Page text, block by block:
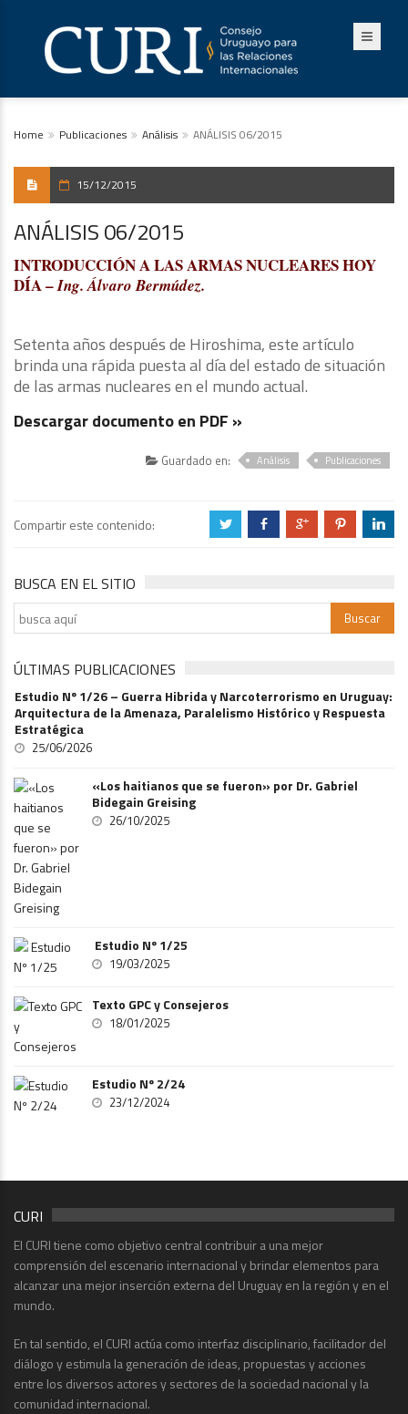
Home Publicaciones Análisis ANÁLISIS 06/2015
15/12/2015
ANÁLISIS 06/2015
INTRODUCCIÓN A LAS ARMAS NUCLEARES HOY
DÍA –Ing. Álvaro Bermúdez.
Setenta años después de Hiroshima, este artículo
brinda una rápida puesta al día del estado de situación
de las armas nucleares en el mundo actual.
Descargar documento en PDF »
Guardado en: Análisis Publicaciones
Compartir este contenido: a b c d j
BUSCA EN EL SITIO
ÚLTIMAS PUBLICACIONES
Estudio Nº 1/26 – Guerra Hibrida y Narcoterrorismo en Uruguay:
Arquitectura de la Amenaza, Paralelismo Histórico y Respuesta
Estratégica
25/06/2026
«Los haitianos que se fueron» por Dr. Gabriel
Bidegain Greising
26/10/2025
Estudio Nº 1/25
19/03/2025
Texto GPC y Consejeros
18/01/2025
Estudio Nº 2/24
23/12/2024
CURI
El CURI tiene como objetivo central contribuir a una mejor
comprensión del escenario internacional y brindar elementos para
alcanzar una mejor inserción externa del Uruguay en la región y en el
mundo.
En tal sentido, el CURI actúa como interfaz disciplinario, facilitador del
diálogo y estimula la generación de ideas, propuestas y acciones
entre los diversos actores y sectores de la sociedad nacional y la
comunidad internacional.